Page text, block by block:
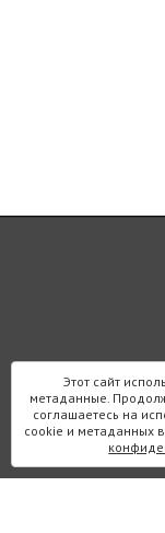
Этот сайт
метаданные.
соглашаетесь на
cookie и метаданных в